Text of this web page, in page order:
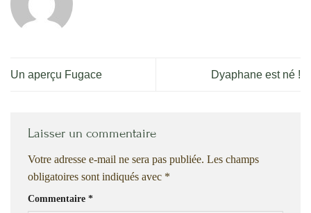
Un aperçu Fugace Dyaphane est né !
Laisser un commentaire
Votre adresse e-mail ne sera pas publiée. Les champs
obligatoires sont indiqués avec *
Commentaire *